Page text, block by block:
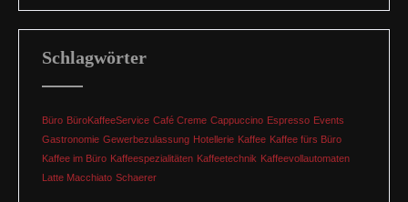
Schlagwörter
Büro BüroKaffeeService Café Creme Cappuccino Espresso Events
Gastronomie Gewerbezulassung Hotellerie Kaffee Kaffee fürs Büro
Kaffee im Büro Kaffeespezialitäten Kaffeetechnik Kaffeevollautomaten
Latte Macchiato Schaerer